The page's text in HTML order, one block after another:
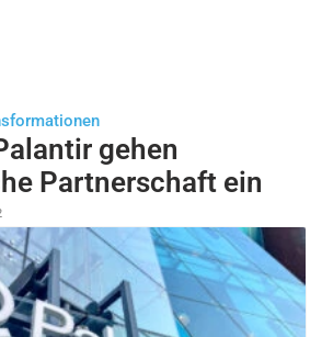
gehen
Partnerschaft ein